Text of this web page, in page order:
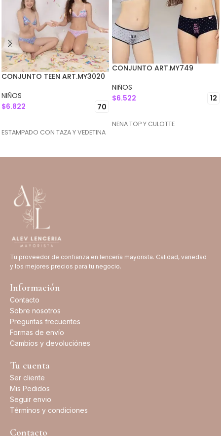
CONJUNTO TEEN ART.MY3020
NIÑOS
$6.822 70
ESTAMPADO CON TAZA Y VEDETINA
CONJUNTO ART.MY749
NIÑOS
$6.522 12
NENA TOP Y CULOTTE
Tu proveedor de confianza en lencería mayorista. Calidad, variedad
y los mejores precios para tu negocio.
Información
Contacto
Sobre nosotros
Preguntas frecuentes
Formas de envío
Cambios y devoluciónes
Tu cuenta
Ser cliente
Mis Pedidos
Seguir envio
Términos y condiciones
Contacto